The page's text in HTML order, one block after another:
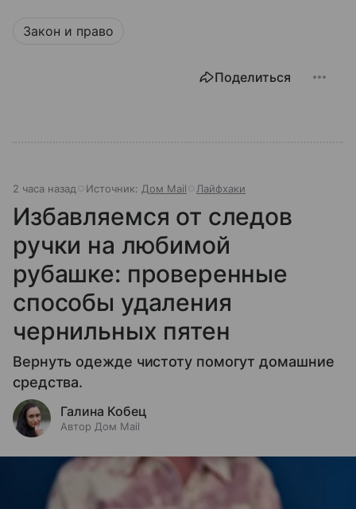
Закон и право
Поделиться
2 часа назад Источник: Дом Mail Лайфхаки
Избавляемся от следов
ручки на любимой
рубашке: проверенные
способы удаления
чернильных пятен
Вернуть одежде чистоту помогут домашние
средства.
Галина Кобец
Автор Дом Mail